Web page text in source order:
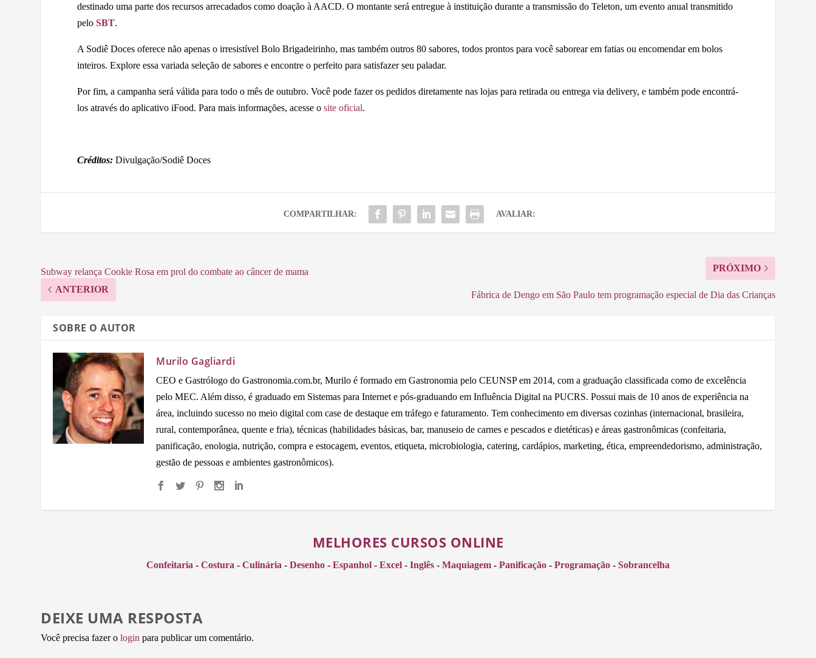
destinado uma parte dos recursos arrecadados como doação à AACD. O montante será entregue à instituição durante a transmissão do Teleton, um evento anual transmitido
peloSBT.
A Sodiê Doces oferece não apenas o irresistível Bolo Brigadeirinho, mas também outros 80 sabores, todos prontos para você saborear em fatias ou encomendar em bolos
inteiros. Explore essa variada seleção de sabores e encontre o perfeito para satisfazer seu paladar.
Por fim, a campanha será válida para todo o mês de outubro. Você pode fazer os pedidos diretamente nas lojas para retirada ou entrega via delivery, e também pode encontrá-
los através do aplicativo iFood. Para mais informações, acesse osite oficial.
Créditos: Divulgação/Sodiê Doces
COMPARTILHAR: AVALIAR:
Subway relança Cookie Rosa em prol do combate ao câncer de mama
ANTERIOR
PRÓXIMO
Fábrica de Dengo em São Paulo tem programação especial de Dia das Crianças
SOBRE O AUTOR
Murilo Gagliardi
CEO e Gastrólogo do Gastronomia.com.br, Murilo é formado em Gastronomia pelo CEUNSP em 2014, com a graduação classificada como de excelência
pelo MEC. Além disso, é graduado em Sistemas para Internet e pós-graduando em Influência Digital na PUCRS. Possui mais de 10 anos de experiência na
área, incluindo sucesso no meio digital com case de destaque em tráfego e faturamento. Tem conhecimento em diversas cozinhas (internacional, brasileira,
rural, contemporânea, quente e fria), técnicas (habilidades básicas, bar, manuseio de carnes e pescados e dietéticas) e áreas gastronômicas (confeitaria,
panificação, enologia, nutrição, compra e estocagem, eventos, etiqueta, microbiologia, catering, cardápios, marketing, ética, empreendedorismo, administração,
gestão de pessoas e ambientes gastronômicos).
MELHORES CURSOS ONLINE
Confeitaria - Costura - Culinária - Desenho - Espanhol - Excel - Inglês - Maquiagem - Panificação - Programação - Sobrancelha
DEIXE UMA RESPOSTA
Você precisa fazer ologin para publicar um comentário.